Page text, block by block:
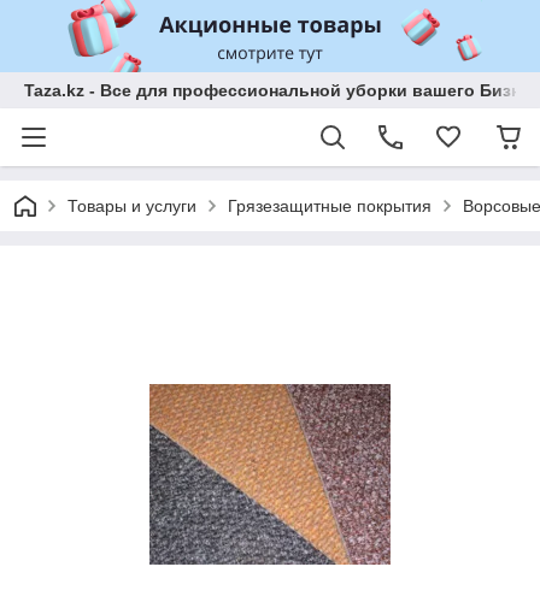
Taza.kz - Все для профессиональной уборки вашего
Товары и услуги Грязезащитные покрытия